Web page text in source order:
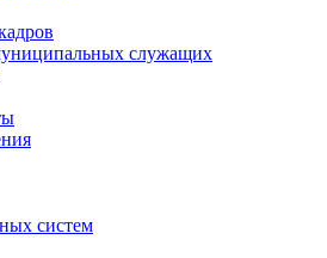
служащих
систем